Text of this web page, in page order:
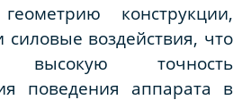
конструкции,
силовые воздействия, что
высокую точность
поведения аппарата в